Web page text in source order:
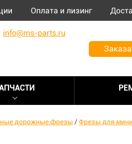
Оплата и лизинг
info@ms-parts.ru
дорожные фрезы /Фрезы для